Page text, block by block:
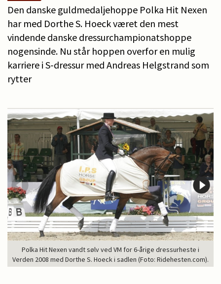
Den danske guldmedaljehoppe Polka Hit Nexen
har med Dorthe S. Hoeck været den mest
vindende danske dressurchampionatshoppe
nogensinde. Nu står hoppen overfor en mulig
karriere i S-dressur med Andreas Helgstrand som
rytter
Polka Hit Nexen vandt sølv ved VM for 6-årige dressurheste i
Verden 2008 med Dorthe S. Hoeck i sadlen (Foto: Ridehesten.com).